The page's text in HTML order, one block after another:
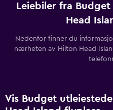
Leiebiler fra
Head
Nedenfor finner du
nærheten av Hilton Head
Vis Budget